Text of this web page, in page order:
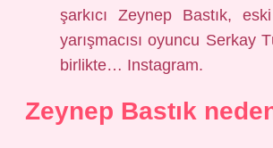
şarkıcı Zeynep Bastık,
yarışmacısı oyuncu Serkay
birlikte… Instagram.
Zeynep Bastık